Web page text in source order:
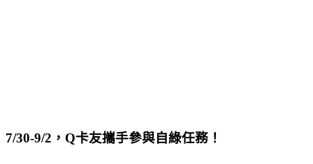
7/30-9/2，Q卡友攜手參與自綠任務！